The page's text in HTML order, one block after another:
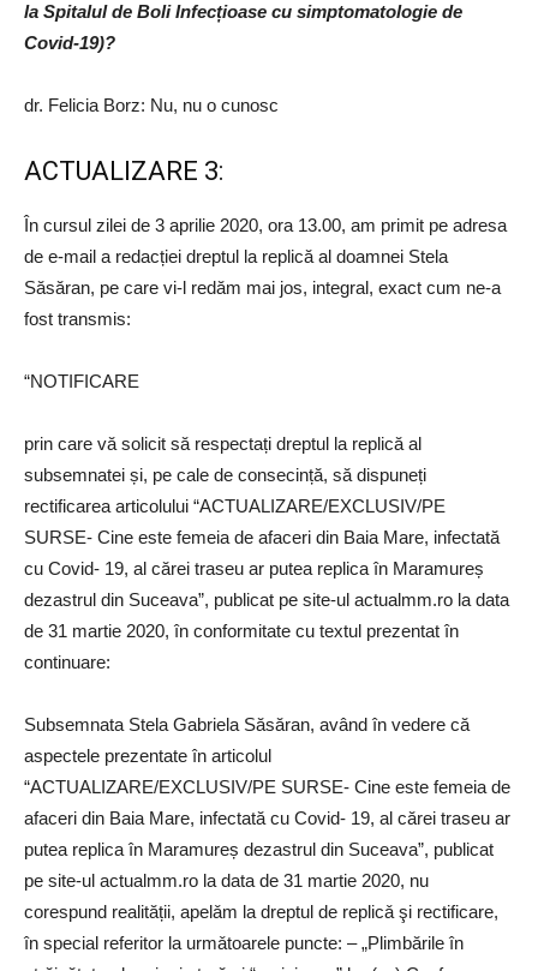
la Spitalul de Boli Infecțioase cu simptomatologie de
Covid-19)?
dr. Felicia Borz: Nu, nu o cunosc
ACTUALIZARE 3:
În cursul zilei de 3 aprilie 2020, ora 13.00, am primit pe adresa
de e-mail a redacției dreptul la replică al doamnei Stela
Săsăran, pe care vi-l redăm mai jos, integral, exact cum ne-a
fost transmis:
“NOTIFICARE
prin care vă solicit să respectați dreptul la replică al
subsemnatei și, pe cale de consecință, să dispuneți
rectificarea articolului “ACTUALIZARE/EXCLUSIV/PE
SURSE- Cine este femeia de afaceri din Baia Mare, infectată
cu Covid- 19, al cărei traseu ar putea replica în Maramureș
dezastrul din Suceava”, publicat pe site-ul actualmm.ro la data
de 31 martie 2020, în conformitate cu textul prezentat în
continuare:
Subsemnata Stela Gabriela Săsăran, având în vedere că
aspectele prezentate în articolul
“ACTUALIZARE/EXCLUSIV/PE SURSE- Cine este femeia de
afaceri din Baia Mare, infectată cu Covid- 19, al cărei traseu ar
putea replica în Maramureș dezastrul din Suceava”, publicat
pe site-ul actualmm.ro la data de 31 martie 2020, nu
corespund realității, apelǎm la dreptul de replicǎ şi rectificare,
în special referitor la urmǎtoarele puncte: – „Plimbările în